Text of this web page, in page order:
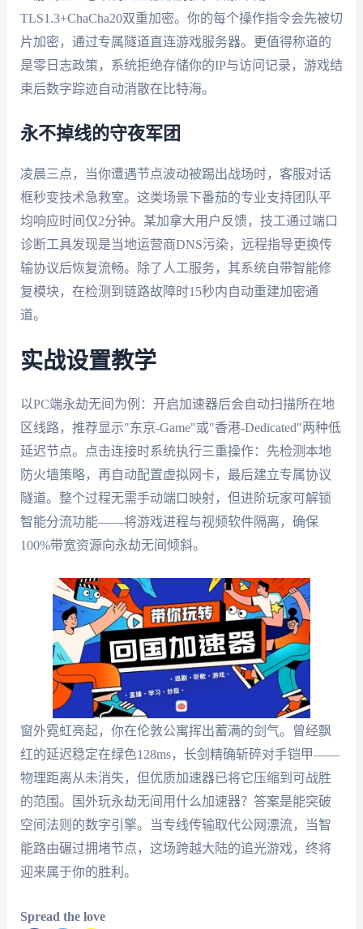
TLS1.3+ChaCha20双重加密。你的每个操作指令会先被切
片加密，通过专属隧道直连游戏服务器。更值得称道的
是零日志政策，系统拒绝存储你的IP与访问记录，游戏结
束后数字踪迹自动消散在比特海。
永不掉线的守夜军团
凌晨三点，当你遭遇节点波动被踢出战场时，客服对话
框秒变技术急救室。这类场景下番茄的专业支持团队平
均响应时间仅2分钟。某加拿大用户反馈，技工通过端口
诊断工具发现是当地运营商DNS污染，远程指导更换传
输协议后恢复流畅。除了人工服务，其系统自带智能修
复模块，在检测到链路故障时15秒内自动重建加密通
道。
实战设置教学
以PC端永劫无间为例：开启加速器后会自动扫描所在地
区线路，推荐显示"东京-Game"或"香港-Dedicated"两种低
延迟节点。点击连接时系统执行三重操作：先检测本地
防火墙策略，再自动配置虚拟网卡，最后建立专属协议
隧道。整个过程无需手动端口映射，但进阶玩家可解锁
智能分流功能——将游戏进程与视频软件隔离，确保
100%带宽资源向永劫无间倾斜。
窗外霓虹亮起，你在伦敦公寓挥出蓄满的剑气。曾经飘
红的延迟稳定在绿色128ms，长剑精确斩碎对手铠甲——
物理距离从未消失，但优质加速器已将它压缩到可战胜
的范围。国外玩永劫无间用什么加速器？答案是能突破
空间法则的数字引擎。当专线传输取代公网漂流，当智
能路由碾过拥堵节点，这场跨越大陆的追光游戏，终将
迎来属于你的胜利。
Spread the love